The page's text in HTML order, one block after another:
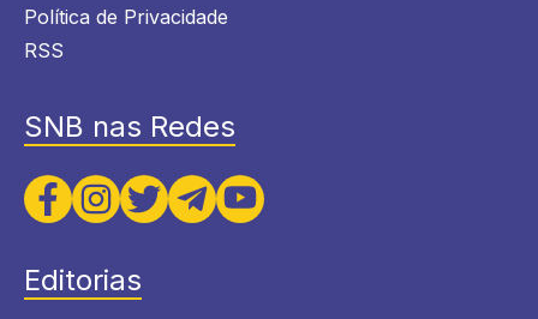
Política de Privacidade
RSS
SNB nas Redes
Editorias